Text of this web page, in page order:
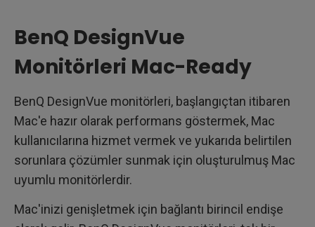
BenQ DesignVue
Monitörleri Mac-Ready
BenQ DesignVue monitörleri, başlangıçtan itibaren
Mac'e hazır olarak performans göstermek, Mac
kullanıcılarına hizmet vermek ve yukarıda belirtilen
sorunlara çözümler sunmak için oluşturulmuş Mac
uyumlu monitörlerdir.
Mac'inizi genişletmek için bağlantı birincil endişe